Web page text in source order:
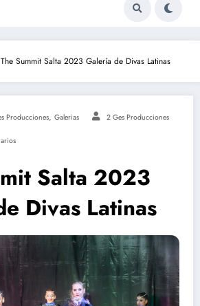
The Summit Salta 2023 Galería de Divas Latinas
Producciones, Galerias 2 Ges Producciones
Salta 2023
Divas Latinas